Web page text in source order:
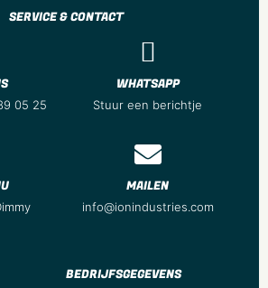
BEDRIJFSGEGEVENS
SERVICE & CONTACT
05 25
WHATSAPP
Stuur een berichtje
MAILEN
info@ionindustries.com